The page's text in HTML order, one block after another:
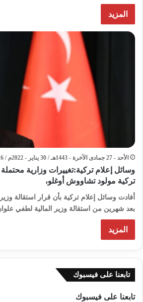
المزيد
الأحد - 27 جمادى الآخرة - 1443هـ / 30 يناير - 2022م / 4:16 مساءً
وسائل إعلام تركية:تغييرات وزارية
تركية مولود تشاووش أوغلو،
أفادت وسائل إعلام تركية بأن قرار استقالة
بعد شهرين من استقالة وزير المالية لطفي
المزيد
تابعنا على فيسبوك
تابعنا على فيسبوك